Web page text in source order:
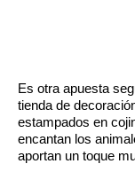
Es otra apuesta
tienda de
estampados en
encantan los
aportan un toque